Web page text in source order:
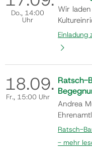
Do., 14:00
Uhr
Wir
Thema:
oder…
Einladung
18.09.
Fr., 15:00 Uhr
Ratsch-
Andrea
17 Uhr
Hitze
Ratsch-
- mehr